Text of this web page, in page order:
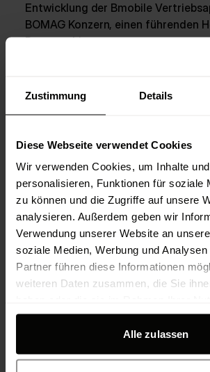
Zustimmung Details
Diese Webseite verwendet Cookies
Wir verwenden Cookies, um Inhalte
personalisieren, Funktionen für soziale
zu können und die Zugriffe auf unsere
analysieren. Außerdem geben wir
Verwendung unserer Website an
soziale Medien, Werbung und
Partner führen diese Informationen
weiteren Daten zusammen, die Sie
gesammelt haben.
Alle zulassen
Entwicklung der Bmobile
BOMAG Konzern, einen führenden
Baumaschinen.
brix2bytes
Nachhaltige Gebäude dank
Gestaltung einer leistungsstarken
die Kunden hilft, die Nachhaltigkeit
datengesteuert zu optimieren.
Dashboard
Direct Research Platform